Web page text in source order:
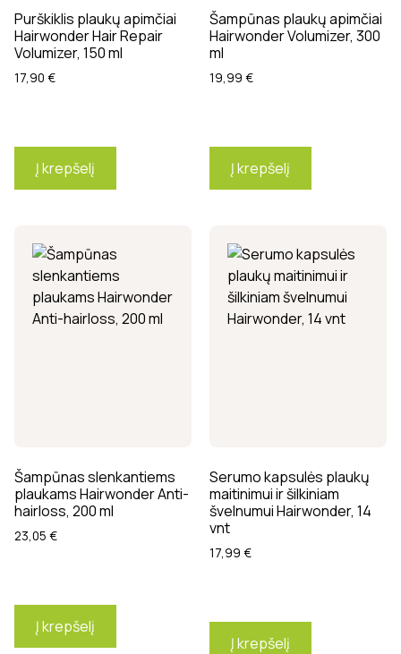
Purškiklis plaukų apimčiai
Hairwonder Hair Repair
Volumizer, 150 ml
17,90 €
Į krepšelį
Šampūnas plaukų apimčiai
Hairwonder Volumizer, 300
ml
19,99 €
Į krepšelį
Šampūnas slenkantiems
plaukams Hairwonder Anti-
hairloss, 200 ml
23,05 €
Į krepšelį
Serumo kapsulės plaukų
maitinimui ir šilkiniam
švelnumui Hairwonder, 14
vnt
17,99 €
Į krepšelį